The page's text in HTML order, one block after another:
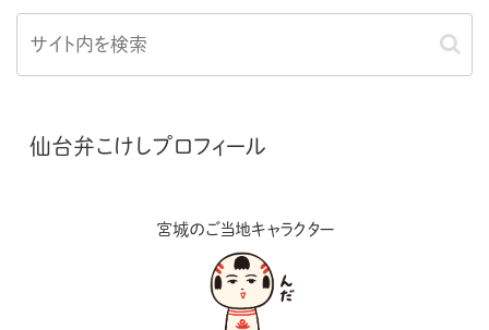
仙台弁こけしプロフィール
宮城のご当地キャラクター